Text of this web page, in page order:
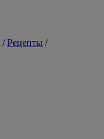
/Рецепты /